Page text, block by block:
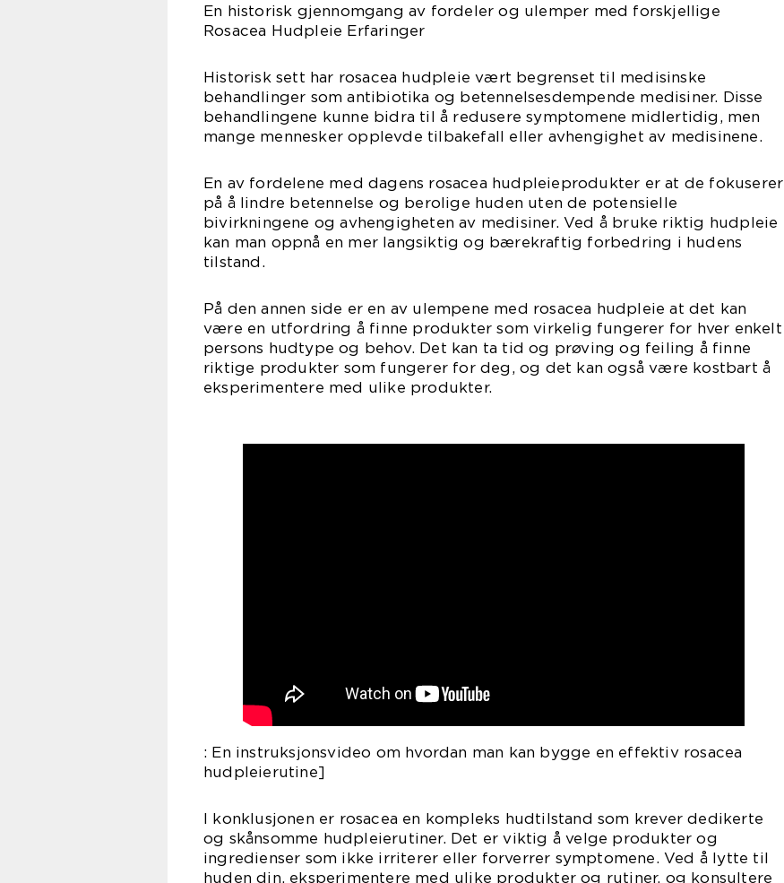
En historisk gjennomgang av fordeler og ulemper med forskjellige
Rosacea Hudpleie Erfaringer
Historisk sett har rosacea hudpleie vært begrenset til medisinske
behandlinger som antibiotika og betennelsesdempende medisiner. Disse
behandlingene kunne bidra til å redusere symptomene midlertidig, men
mange mennesker opplevde tilbakefall eller avhengighet av medisinene.
En av fordelene med dagens rosacea hudpleieprodukter er at de fokuserer
på å lindre betennelse og berolige huden uten de potensielle
bivirkningene og avhengigheten av medisiner. Ved å bruke riktig hudpleie
kan man oppnå en mer langsiktig og bærekraftig forbedring i hudens
tilstand.
På den annen side er en av ulempene med rosacea hudpleie at det kan
være en utfordring å finne produkter som virkelig fungerer for hver enkelt
persons hudtype og behov. Det kan ta tid og prøving og feiling å finne
riktige produkter som fungerer for deg, og det kan også være kostbart å
eksperimentere med ulike produkter.
: En instruksjonsvideo om hvordan man kan bygge en effektiv rosacea
hudpleierutine]
I konklusjonen er rosacea en kompleks hudtilstand som krever dedikerte
og skånsomme hudpleierutiner. Det er viktig å velge produkter og
ingredienser som ikke irriterer eller forverrer symptomene. Ved å lytte til
huden din, eksperimentere med ulike produkter og rutiner, og konsultere